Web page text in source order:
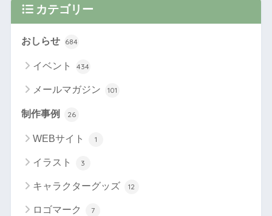
カテゴリー
おしらせ 684
イベント 434
メールマガジン 101
制作事例 26
WEBサイト 1
イラスト 3
キャラクターグッズ 12
ロゴマーク 7